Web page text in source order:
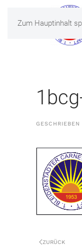
Zum Hauptinhalt
GESCHRIEBEN
ZURÜCK